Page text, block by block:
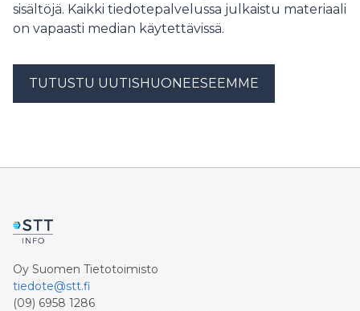
sisältöjä. Kaikki tiedotepalvelussa julkaistu materiaali
on vapaasti median käytettävissä.
TUTUSTU UUTISHUONEESEEMME
Oy Suomen Tietotoimisto
tiedote@stt.fi
(09) 6958 1286